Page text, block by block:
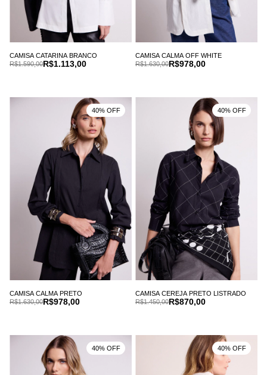
CAMISA CATARINA BRANCO
R$1.113,00
R$1.590,00
CAMISA CALMA OFF WHITE
R$978,00
R$1.630,00
CAMISA CALMA PRETO
R$978,00
R$1.630,00
40% OFF
CAMISA CEREJA PRETO LISTRADO
R$870,00
R$1.450,00
40% OFF
40% OFF 40% OFF